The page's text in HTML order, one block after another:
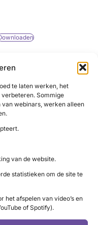
te laten werken, het
Sommige
webinars, werken alleen
van de website.
statistieken om de site te
het afspelen van video’s en
of Spotify).